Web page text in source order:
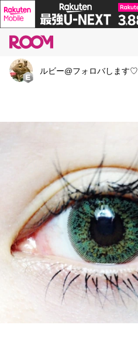
ルビー@フォロバします♡